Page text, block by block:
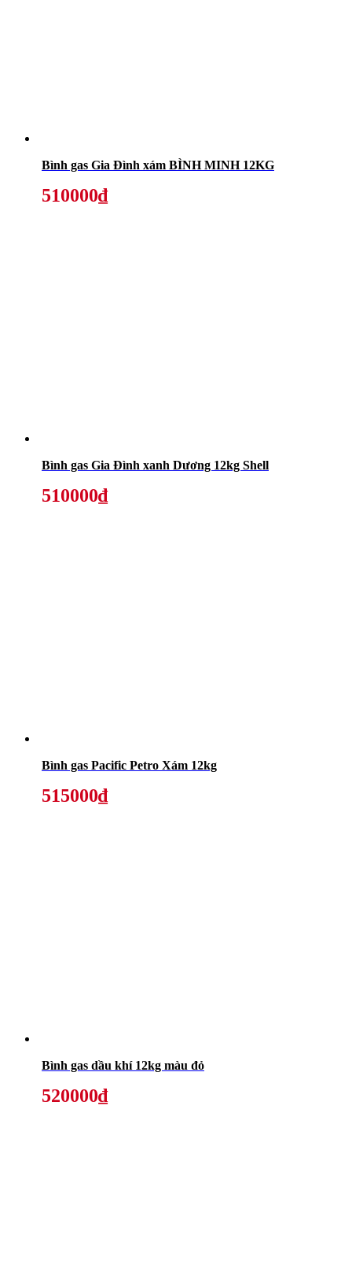
Bình gas Gia Đình xám BÌNH MINH 12KG
510000₫
Bình gas Gia Đình xanh Dương 12kg Shell
510000₫
Bình gas Pacific Petro Xám 12kg
515000₫
Bình gas dầu khí 12kg màu đỏ
520000₫